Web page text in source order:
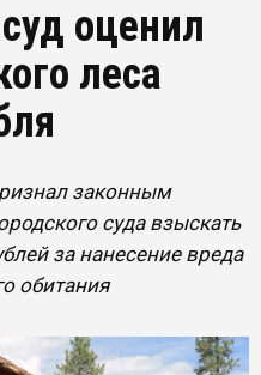
оценил
леса
законным
суда взыскать
за нанесение вреда
обитания